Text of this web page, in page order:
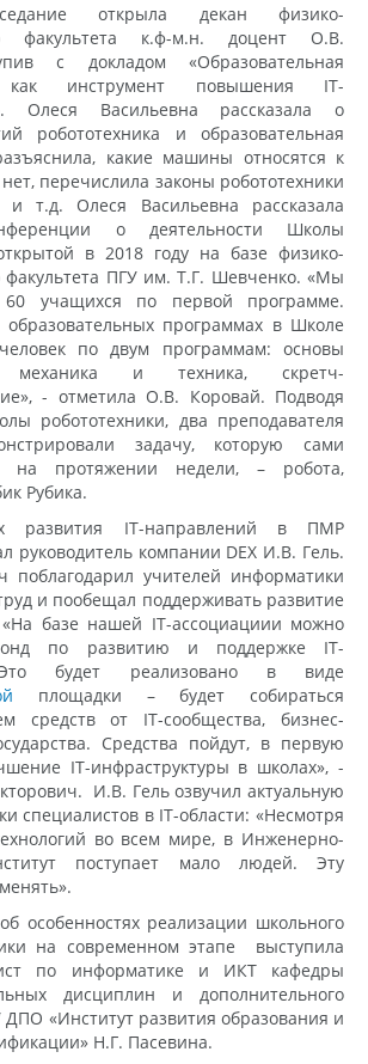
открыла декан физико-
факультета к.ф-м.н. доцент О.В.
с докладом «Образовательная
как инструмент повышения IT-
Олеся Васильевна рассказала о
робототехника и образовательная
какие машины относятся к
перечислила законы робототехники
и т.д. Олеся Васильевна рассказала
о деятельности Школы
в 2018 году на базе физико-
факультета ПГУ им. Т.Г. Шевченко. «Мы
учащихся по первой программе.
образовательных программах в Школе
по двум программам: основы
механика и техника, скретч-
- отметила О.В. Коровай. Подводя
робототехники, два преподавателя
задачу, которую сами
на протяжении недели, – робота,
Рубика.
развития IT-направлений в ПМР
руководитель компании DEX И.В. Гель.
поблагодарил учителей информатики
и пообещал поддерживать развитие
базе нашей IT-ассоциациии можно
по развитию и поддержке IT-
Это будет реализовано в виде
площадки – будет собираться
средств от IT-сообщества, бизнес-
Средства пойдут, в первую
IT-инфраструктуры в школах», -
И.В. Гель озвучил актуальную
специалистов в IT-области: «Несмотря
во всем мире, в Инженерно-
поступает мало людей. Эту
особенностях реализации школьного
на современном этапе выступила
по информатике и ИКТ кафедры
дисциплин и дополнительного
«Институт развития образования и
Н.Г. Пасевина.